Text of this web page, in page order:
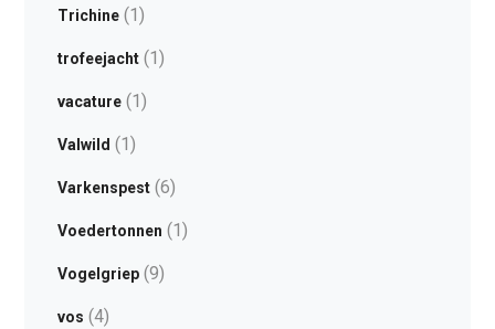
Trichine(1)
trofeejacht(1)
vacature(1)
Valwild (1)
Varkenspest(6)
Voedertonnen (1)
Vogelgriep(9)
vos (4)